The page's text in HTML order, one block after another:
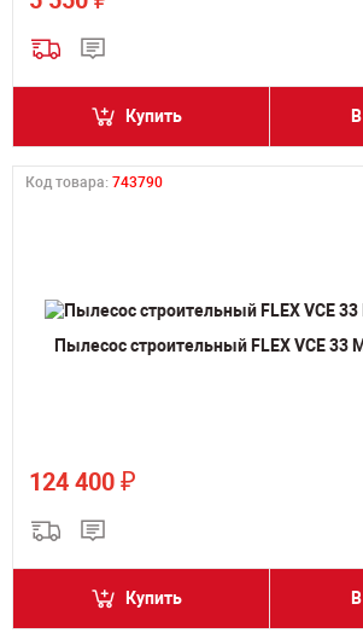
Купить
Код товара: 743790
Пылесос строительный FLEX VCE 33
124 400 ₽
Купить